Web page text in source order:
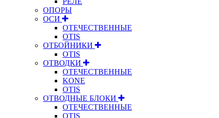
ОПОРЫ
ОСИ
ОТЕЧЕСТВЕННЫЕ
OTIS
ОТБОЙНИКИ
OTIS
ОТВОДКИ
ОТЕЧЕСТВЕННЫЕ
KONE
OTIS
ОТВОДНЫЕ БЛОКИ
ОТЕЧЕСТВЕННЫЕ
OTIS